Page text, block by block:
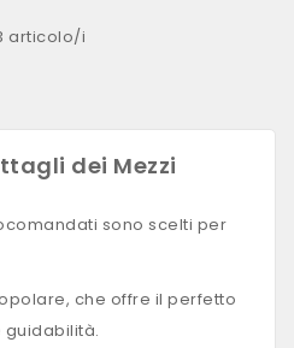
articolo/i
dei Mezzi
sono scelti per
che offre il perfetto